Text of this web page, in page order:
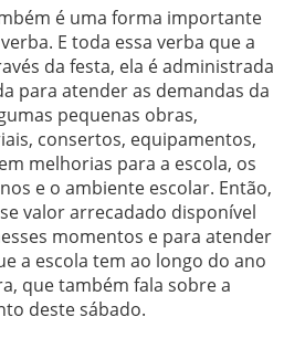
é uma forma importante
E toda essa verba que a
da festa, ela é administrada
para atender as demandas da
pequenas obras,
consertos, equipamentos,
melhorias para a escola, os
e o ambiente escolar. Então,
valor arrecadado disponível
momentos e para atender
a escola tem ao longo do ano
que também fala sobre a
deste sábado.